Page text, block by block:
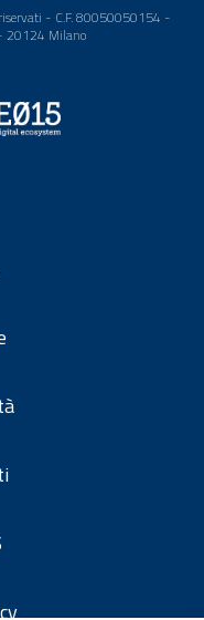
- C.F. 80050050154 -
20124 Milano